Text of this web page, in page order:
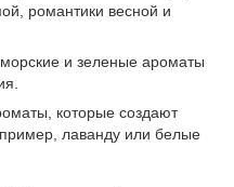
романтики весной и
и зеленые ароматы
которые создают
лаванду или белые